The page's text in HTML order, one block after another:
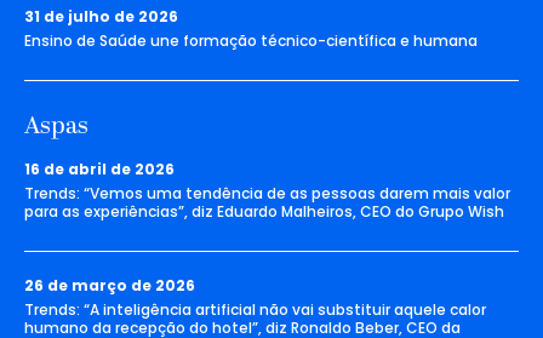
31 de julho de 2026
Ensino de Saúde une formação técnico-científica e humana
Aspas
16 de abril de 2026
Trends: “Vemos uma tendência de as pessoas darem mais valor
para as experiências”, diz Eduardo Malheiros, CEO do Grupo Wish
26 de março de 2026
Trends: “A inteligência artificial não vai substituir aquele calor
humano da recepção do hotel”, diz Ronaldo Beber, CEO da